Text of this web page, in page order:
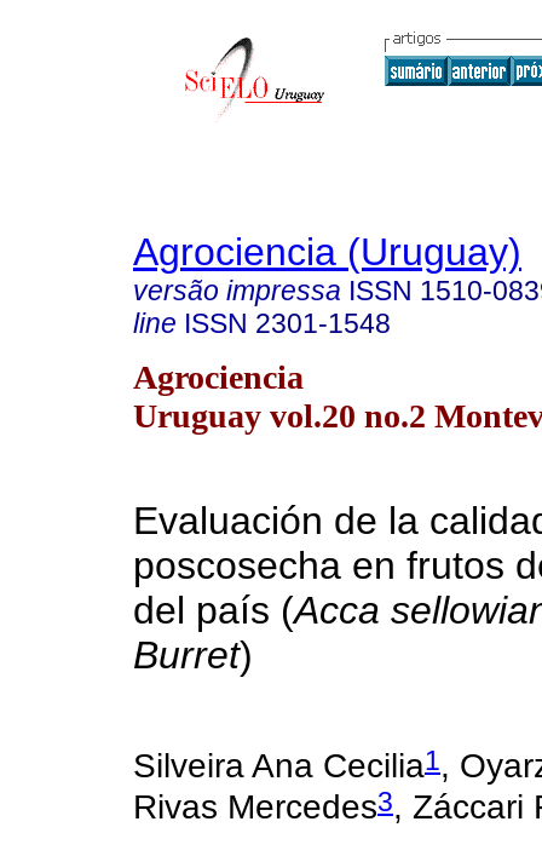
Agrociencia (Uruguay)
versão impressa ISSN 1510-
line ISSN 2301-1548
Agrociencia
Uruguay vol.20 no.2
Evaluación de la
poscosecha en frutos
del país (Acca
Burret)
Silveira Ana Cecilia1,
Rivas Mercedes3, Záccari